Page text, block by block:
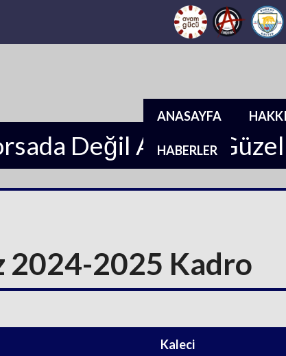
ANASAYFA
HABERLER
Değil Arsada Güzel
2024-2025 Kadro
Kaleci